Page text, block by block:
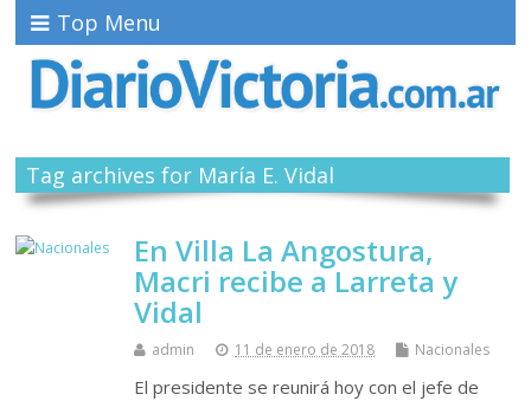
Top Menu
Tag archives for María E. Vidal
En Villa La Angostura,
Macri recibe a Larreta y
Vidal
admin 11 de enero de 2018 Nacionales
El presidente se reunirá hoy con el jefe de